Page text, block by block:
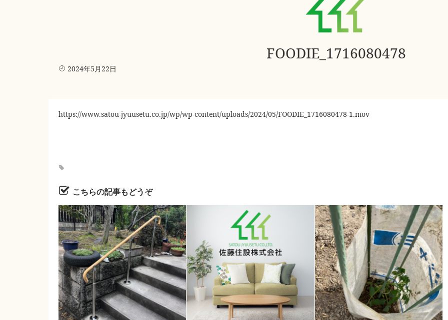
FOODIE_1716080478
2024年5月22日
https://www.satou-jyuusetu.co.jp/wp/wp-content/uploads/2024/05/FOODIE_1716080478-1.mov
こちらの記事もどうぞ